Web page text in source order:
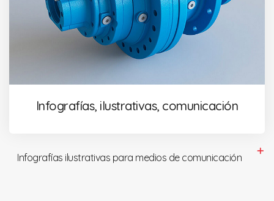
Infografías, ilustrativas, comunicación
Infografías ilustrativas para medios de comunicación